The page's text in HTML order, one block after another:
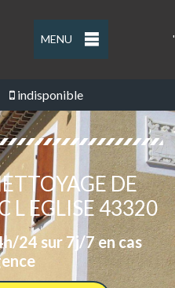
MENU '
indisponible
DE
L EGLISE 43320
24 sur 7j/7 en cas